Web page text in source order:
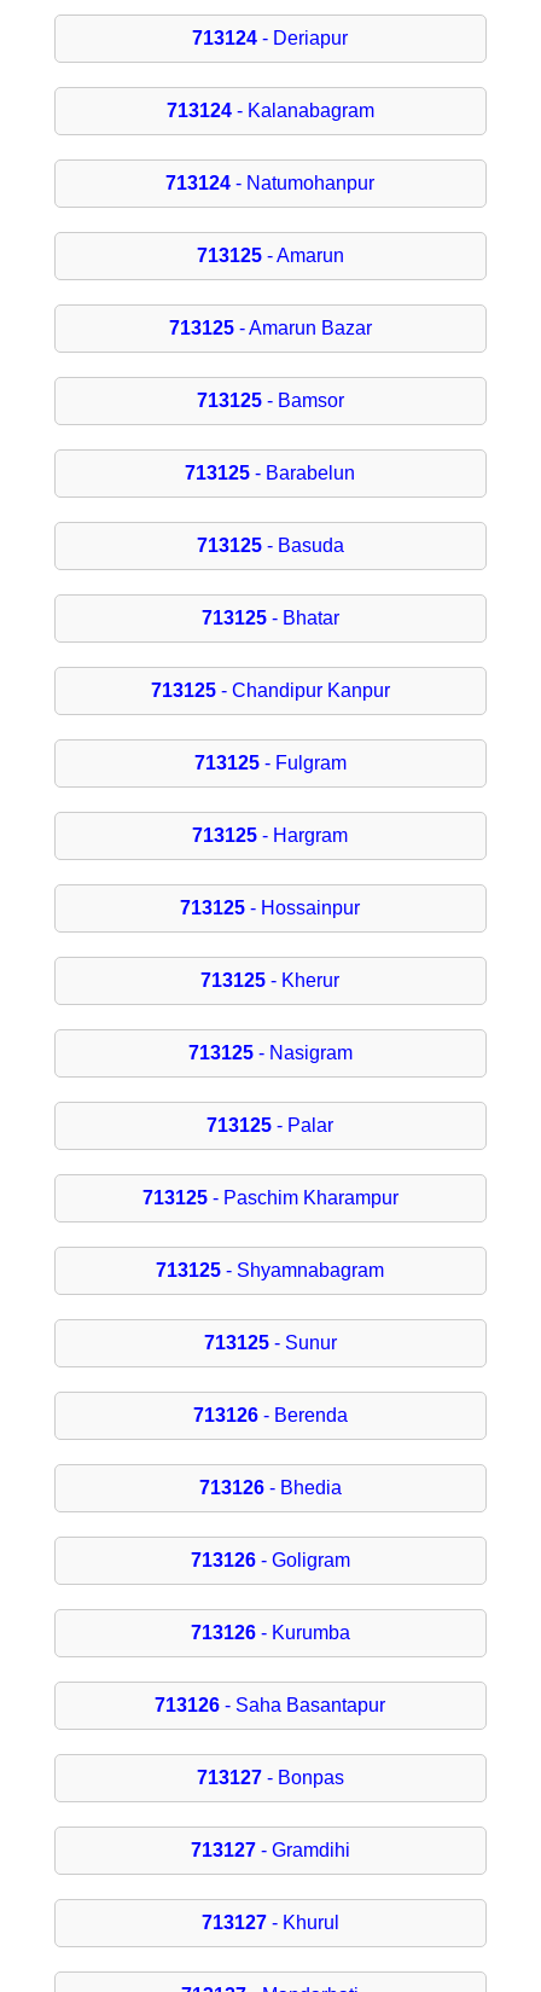
713124 - Deriapur
713124- Kalanabagram
713124 - Natumohanpur
713125- Amarun
713125- Amarun Bazar
713125- Bamsor
713125 - Barabelun
713125- Basuda
713125- Bhatar
713125- Chandipur Kanpur
713125- Fulgram
713125 - Hargram
713125 - Hossainpur
713125 - Kherur
713125- Nasigram
713125 - Palar
713125- Paschim Kharampur
713125 - Shyamnabagram
713125- Sunur
713126- Berenda
713126- Bhedia
713126- Goligram
713126- Kurumba
713126 - Saha Basantapur
713127- Bonpas
713127- Gramdihi
713127- Khurul